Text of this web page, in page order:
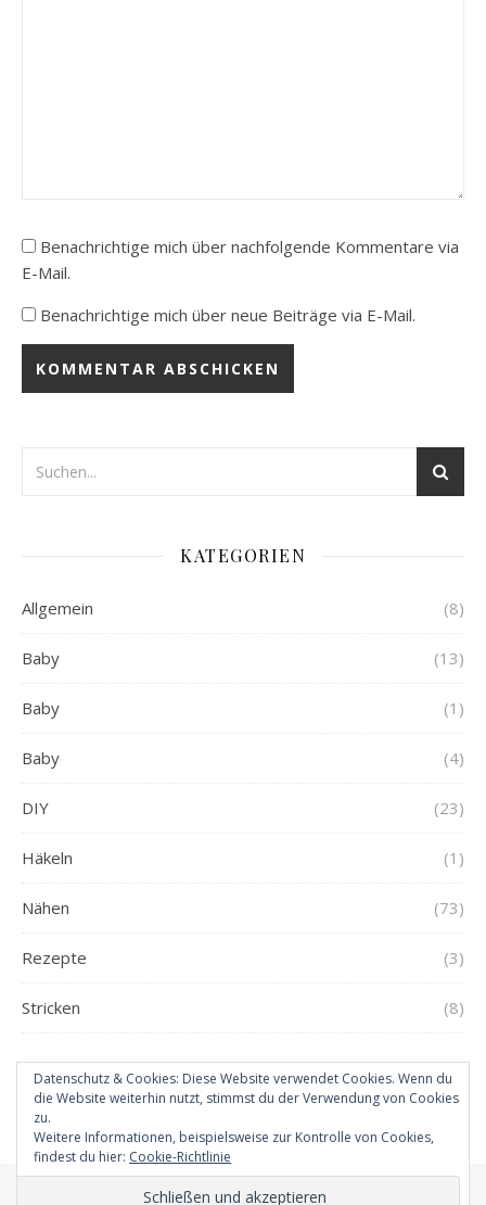
Benachrichtige mich über nachfolgende Kommentare via
E-Mail.
Benachrichtige mich über neue Beiträge via E-Mail.
KATEGORIEN
Allgemein (8)
Baby (13)
Baby (1)
Baby (4)
DIY (23)
Häkeln (1)
Nähen (73)
Rezepte (3)
Stricken (8)
Datenschutz & Cookies: Diese Website verwendet Cookies. Wenn du
die Website weiterhin nutzt, stimmst du der Verwendung von Cookies
zu.
Weitere Informationen, beispielsweise zur Kontrolle von Cookies,
findest du hier: Cookie-Richtlinie